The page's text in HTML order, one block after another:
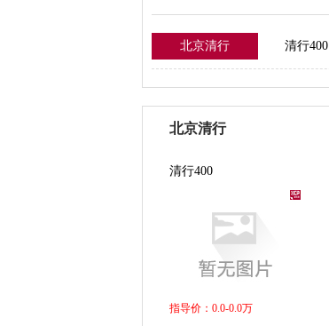
北京清行 清行400
北京清行
清行400
指导价：0.0-0.0万